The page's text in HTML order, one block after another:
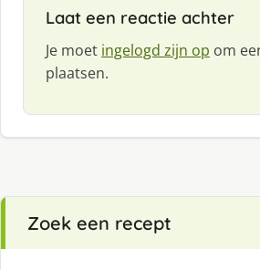
Laat een reactie achter
Je moet ingelogd zijn op om
plaatsen.
Zoek een recept